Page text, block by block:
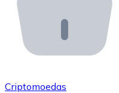
API Bitnovo
Integre nossa API
Junte-se à nossa
Criptomoedas